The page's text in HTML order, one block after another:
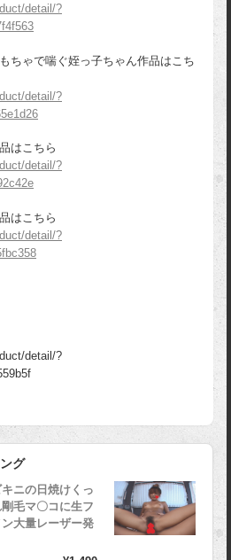
detail/?
ちゃで喘ぐ姪っ子ちゃん作品はこち
detail/?
はこちら
detail/?
はこちら
detail/?
detail/?
グ
ニの日焼けくっ
毛マ〇コに生フ
大量レーザー発